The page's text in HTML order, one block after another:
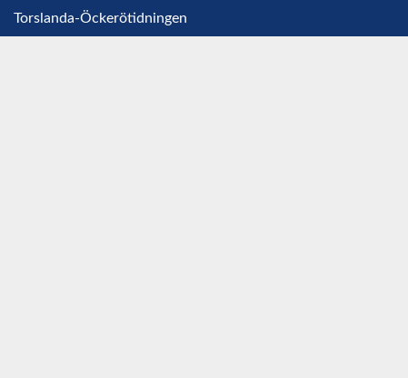
Torslanda-Öckerötidningen